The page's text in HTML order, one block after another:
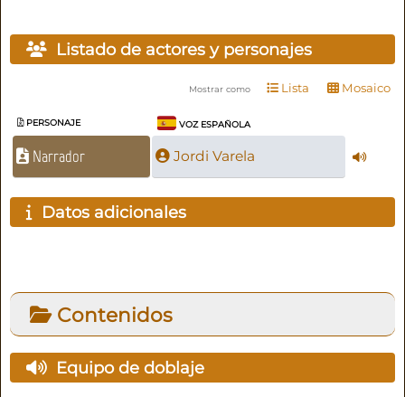
Listado de actores y personajes
Mostrar como Lista Mosaico
PERSONAJE VOZ ESPAÑOLA
Narrador Jordi Varela
Datos adicionales
Contenidos
Equipo de doblaje